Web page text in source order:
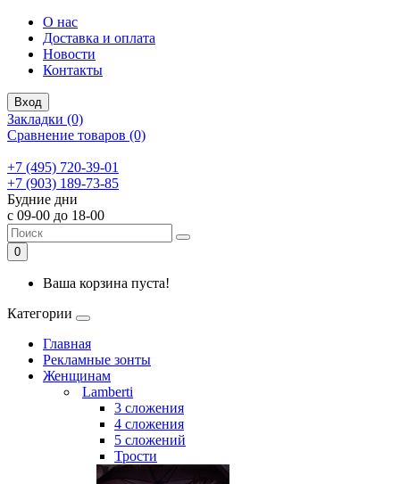
О нас
Доставка и оплата
Новости
Контакты
Вход
Закладки (0)
Сравнение товаров (0)
+7 (495) 720-39-01
+7 (903) 189-73-85
Будние дни
с 09-00 до 18-00
0
Ваша корзина пуста!
Категории
Главная
Рекламные зонты
Женщинам
Lamberti
3 сложения
4 сложения
5 сложений
Трости